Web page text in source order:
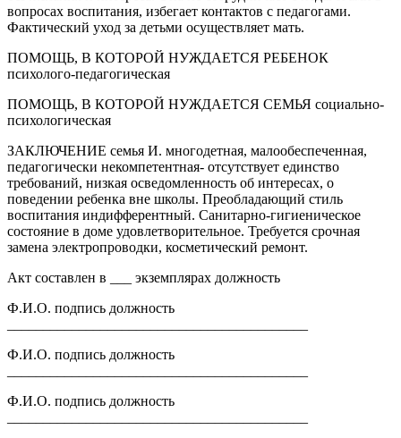
вопросах воспитания, избегает контактов с педагогами.
Фактический уход за детьми осуществляет мать.
ПОМОЩЬ, В КОТОРОЙ НУЖДАЕТСЯ РЕБЕНОК
психолого-педагогическая
ПОМОЩЬ, В КОТОРОЙ НУЖДАЕТСЯ СЕМЬЯ социально-
психологическая
ЗАКЛЮЧЕНИЕ семья И. многодетная, малообеспеченная,
педагогически некомпетентная- отсутствует единство
требований, низкая осведомленность об интересах, о
поведении ребенка вне школы. Преобладающий стиль
воспитания индифферентный. Санитарно-гигиеническое
состояние в доме удовлетворительное. Требуется срочная
замена электропроводки, косметический ремонт.
Акт составлен в ___ экземплярах должность
Ф.И.О. подпись должность
Ф.И.О. подпись должность
Ф.И.О. подпись должность